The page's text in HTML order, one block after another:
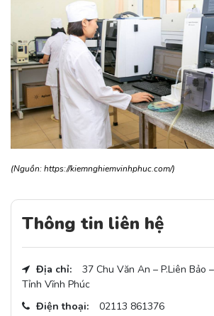
(Nguồn: https://kiemnghiemvinhphuc.com/)
Thông tin liên hệ
Địa chỉ:
37 Chu Văn An – P.Liên Bảo
Tỉnh Vĩnh Phúc
Điện thoại:
02113 861376